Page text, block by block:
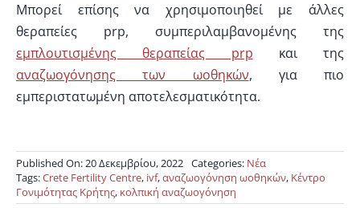
Μπορεί επίσης να χρησιμοποιηθεί με άλλες
θεραπείες prp, συμπεριλαμβανομένης της
εμπλουτισμένης θεραπείας prp και της
αναζωογόνησης των ωοθηκών, για πιο
εμπεριστατωμένη αποτελεσματικότητα.
Published On: 20 Δεκεμβρίου, 2022 Categories: Νέα
Tags:Crete Fertility Centre, ivf,αναζωογόνηση ωοθηκών, Κέντρο
Γονιμότητας Κρήτης, κολπική αναζωογόνηση